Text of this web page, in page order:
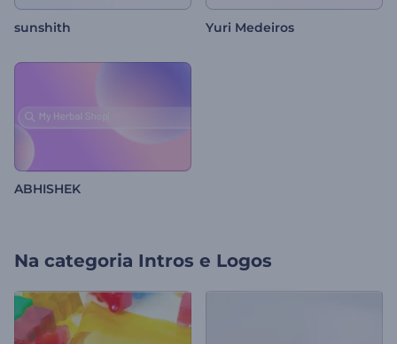
sunshith Yuri Medeiros
ABHISHEK
Na categoria Intros e Logos